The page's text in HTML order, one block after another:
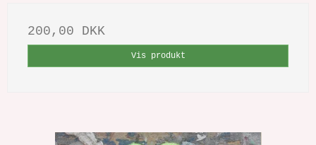
200,00 DKK
Vis produkt